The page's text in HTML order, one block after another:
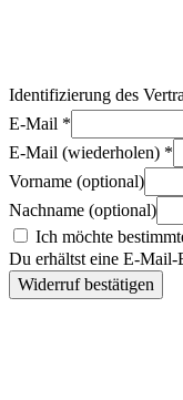
Identifizierung des
E-Mail *
E-Mail (wiederholen) *
Vorname (optional)
Nachname (optional)
Ich möchte
Du erhältst eine E-
Widerruf bestätigen